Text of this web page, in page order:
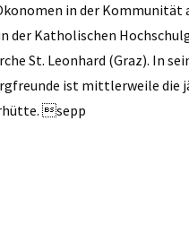
in der Kommunität
der Katholischen
St. Leonhard (Graz). In
ist mittlerweile die
sepp